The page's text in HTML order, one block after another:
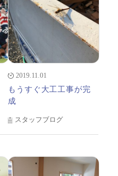
2019.11.01
もうすぐ大工工事が完
成
スタッフブログ